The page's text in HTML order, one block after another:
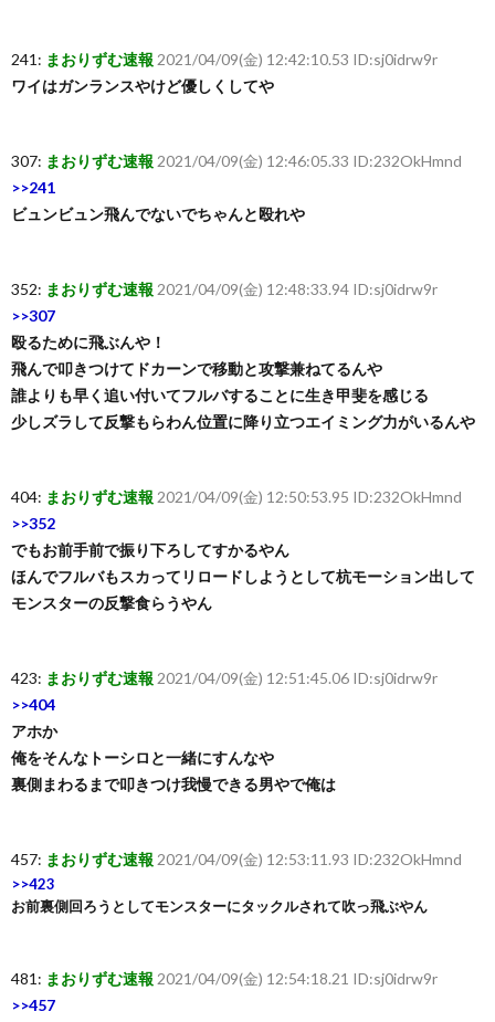
241: まおりずむ速報 2021/04/09(金) 12:42:10.53 ID:sj0idrw9r
ワイはガンランスやけど優しくしてや
307: まおりずむ速報 2021/04/09(金) 12:46:05.33 ID:232OkHmnd
>>241
ビュンビュン飛んでないでちゃんと殴れや
352: まおりずむ速報 2021/04/09(金) 12:48:33.94 ID:sj0idrw9r
>>307
殴るために飛ぶんや！
飛んで叩きつけてドカーンで移動と攻撃兼ねてるんや
誰よりも早く追い付いてフルバすることに生き甲斐を感じる
少しズラして反撃もらわん位置に降り立つエイミング力がいるんや
404: まおりずむ速報 2021/04/09(金) 12:50:53.95 ID:232OkHmnd
>>352
でもお前手前で振り下ろしてすかるやん
ほんでフルバもスカってリロードしようとして杭モーション出して
モンスターの反撃食らうやん
423: まおりずむ速報 2021/04/09(金) 12:51:45.06 ID:sj0idrw9r
>>404
アホか
俺をそんなトーシロと一緒にすんなや
裏側まわるまで叩きつけ我慢できる男やで俺は
457: まおりずむ速報 2021/04/09(金) 12:53:11.93 ID:232OkHmnd
>>423
お前裏側回ろうとしてモンスターにタックルされて吹っ飛ぶやん
481: まおりずむ速報 2021/04/09(金) 12:54:18.21 ID:sj0idrw9r
>>457